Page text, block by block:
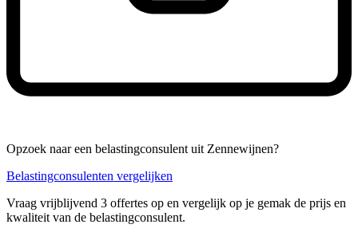
Opzoek naar een belastingconsulent uit Zennewijnen?
Belastingconsulenten vergelijken
Vraag vrijblijvend 3 offertes op en vergelijk op je gemak de prijs en
kwaliteit van de belastingconsulent.